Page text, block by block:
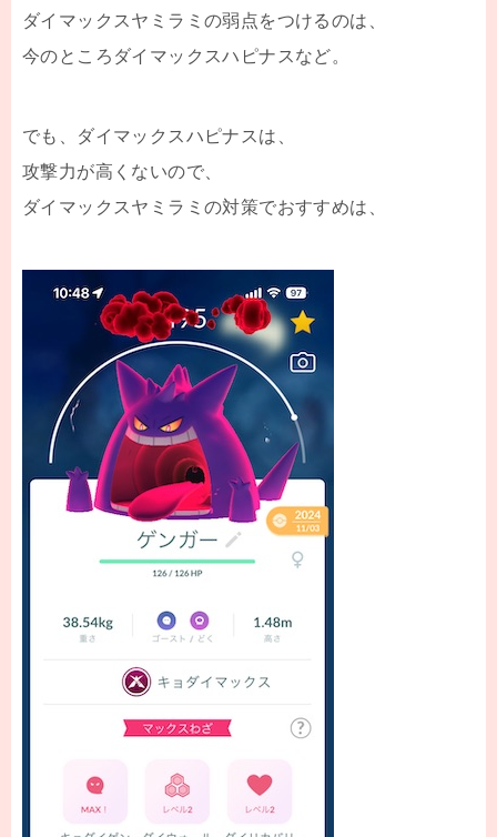
ダイマックスヤミラミの弱点をつけるのは、
今のところダイマックスハピナスなど。
でも、ダイマックスハピナスは、
攻撃力が高くないので、
ダイマックスヤミラミの対策でおすすめは、